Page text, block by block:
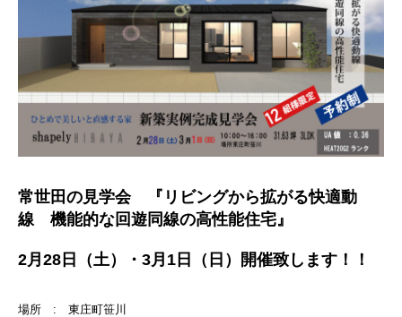
常世田の見学会 『リビングから拡がる快適動
線 機能的な回遊同線の高性能住宅』
2月28日（土）・3月1日（日）開催致します！！
場所 : 東庄町笹川